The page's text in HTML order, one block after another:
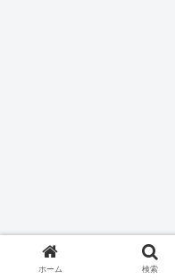
ホーム 検索